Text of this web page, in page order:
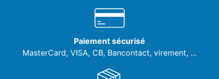
Paiement sécurisé
MasterCard, VISA, CB, Bancontact, virement, ...